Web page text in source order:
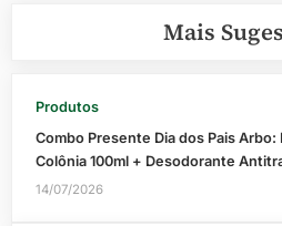
Mais
Produtos
Combo Presente Dia dos Pais
Colônia 100ml + Desodorante
14/07/2026